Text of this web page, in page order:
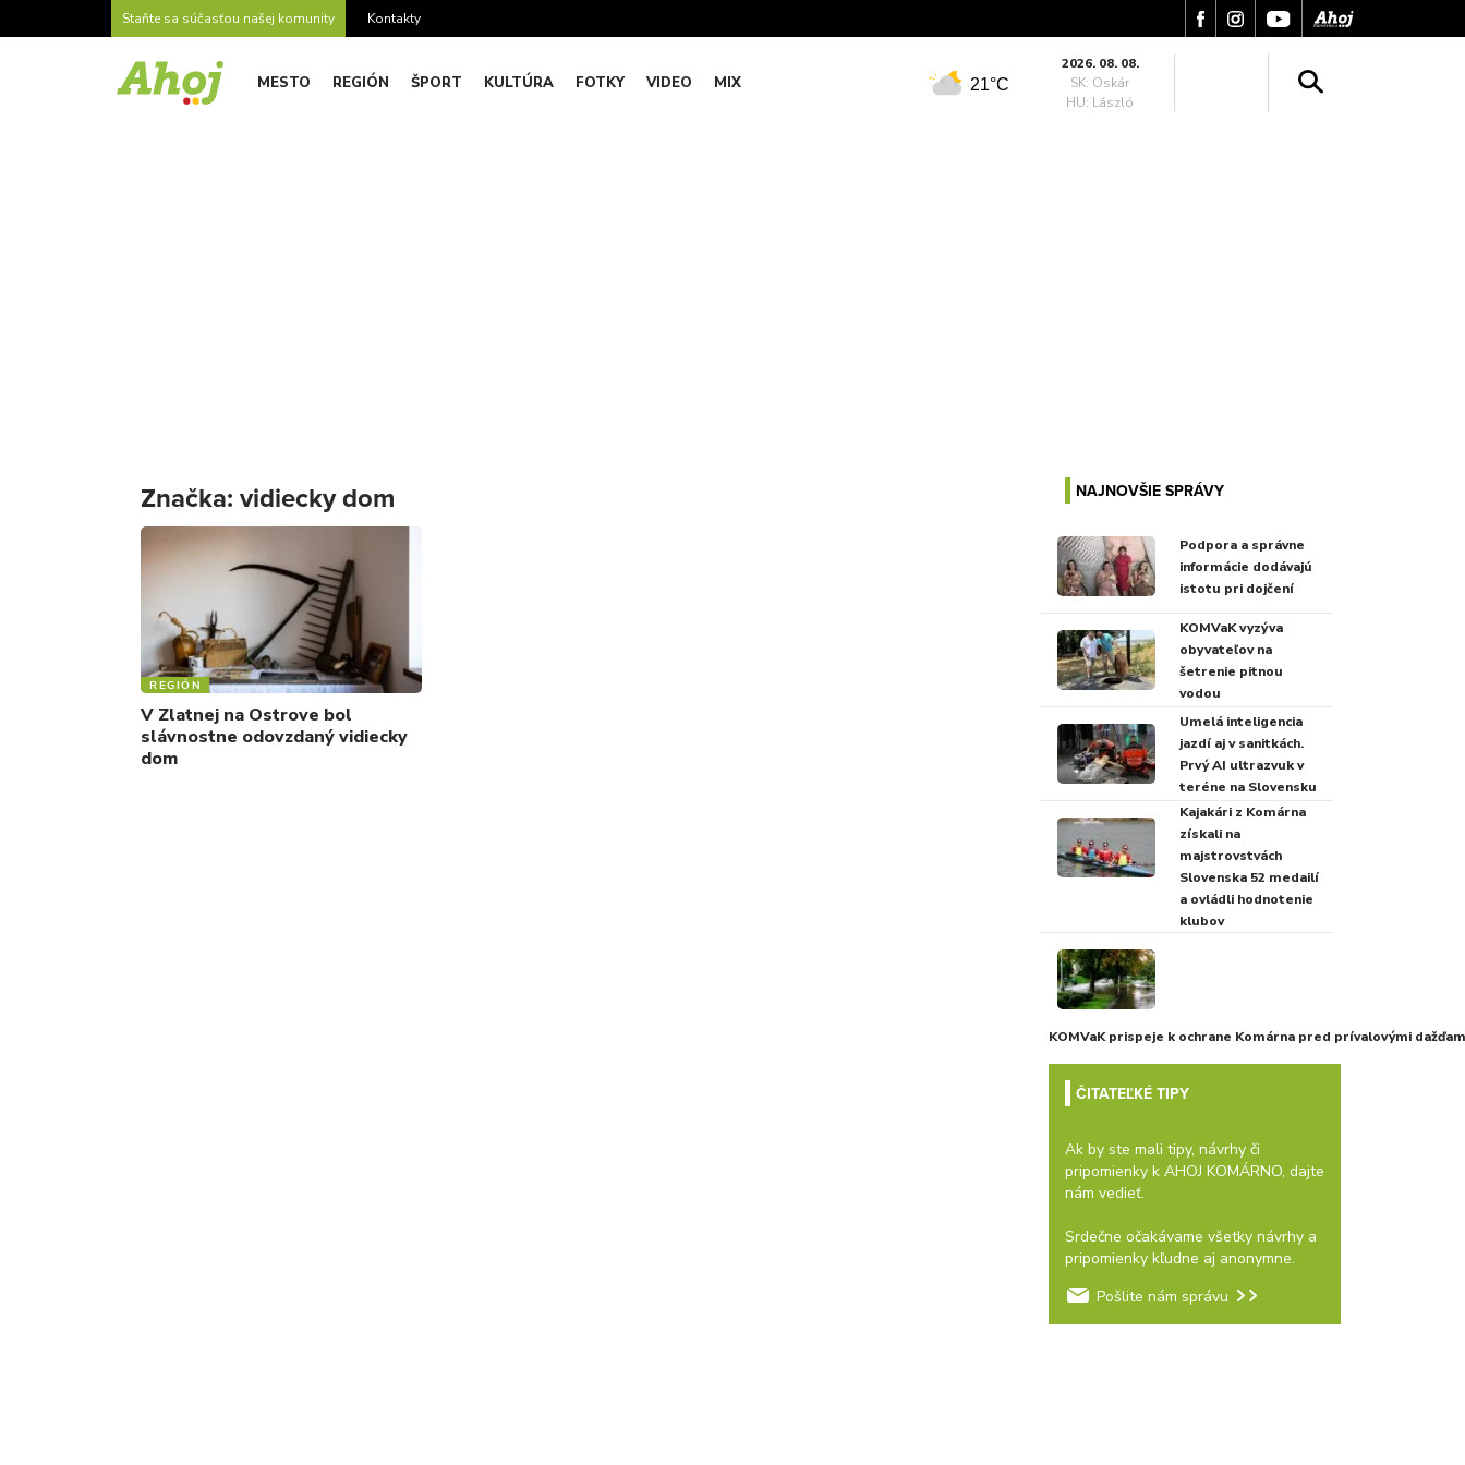
Staňte sa súčasťou našej komunity Kontakty
MESTO REGIÓN ŠPORT KULTÚRA FOTKY VIDEO MIX 21°C
2026. 08. 08.
SK: Oskár
HU: László
Značka: vidiecky dom
REGIÓN
V Zlatnej na Ostrove bol
slávnostne odovzdaný vidiecky
dom
NAJNOVŠIE SPRÁVY
Podpora a správne
informácie dodávajú
istotu pri dojčení
KOMVaK vyzýva
obyvateľov na
šetrenie pitnou
vodou
Umelá inteligencia
jazdí aj v sanitkách.
Prvý AI ultrazvuk v
teréne na Slovensku
Kajakári z Komárna
získali na
majstrovstvách
Slovenska 52 medailí
a ovládli hodnotenie
klubov
KOMVaK prispeje k ochrane Komárna pred prívalovými
ČITATEĽKÉ TIPY
Ak by ste mali tipy, návrhy či
pripomienky k AHOJ KOMÁRNO, dajte
nám vedieť.
Srdečne očakávame všetky návrhy a
pripomienky kľudne aj anonymne.
Pošlite nám správu